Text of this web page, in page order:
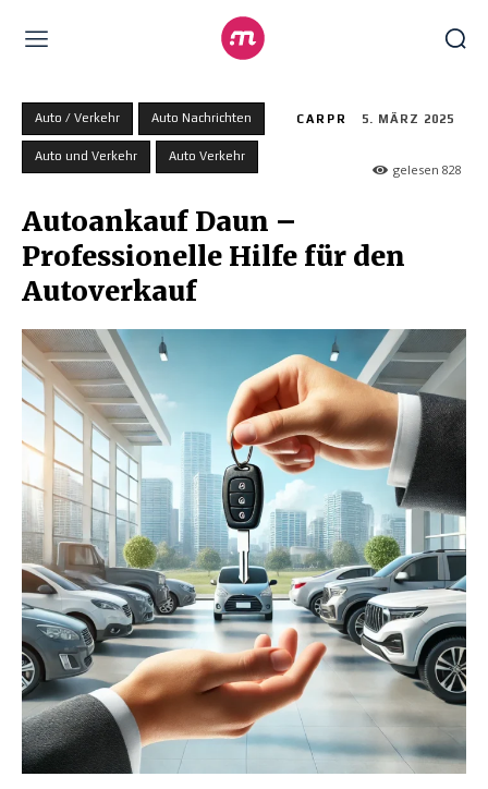
Auto / Verkehr Auto Nachrichten
Auto und Verkehr Auto Verkehr
CARPR 5. MÄRZ 2025
gelesen 828
Autoankauf Daun –
Professionelle Hilfe für den
Autoverkauf